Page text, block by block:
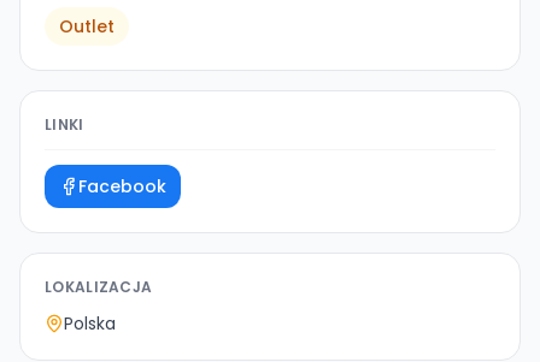
Outlet
LINKI
Facebook
LOKALIZACJA
Polska